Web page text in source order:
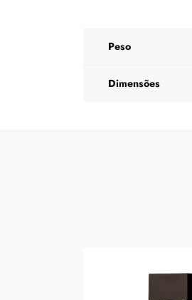
Peso
Dimensões